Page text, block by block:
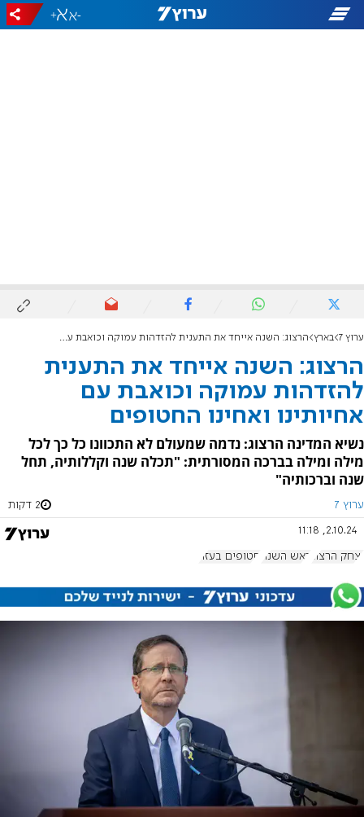
-
+
ערוץ 7 בארץ הרצוג: השנה אייחד את התענית להזדהות עמוקה וכואבת עם אחיותינו ואחינו החטופים
הרצוג: השנה אייחד את התענית
להזדהות עמוקה וכואבת עם
אחיותינו ואחינו החטופים
נשיא המדינה הרצוג: נדמה שמעולם לא התכוונו כל כך לכל
מילה ומילה בברכה המסורתית: "תכלה שנה וקללותיה, תחל
שנה וברכותיה"
ערוץ 7 2 דקות
2.10.24, 11:18
יצחק הרצוג ראש השנה חטופים בעזה